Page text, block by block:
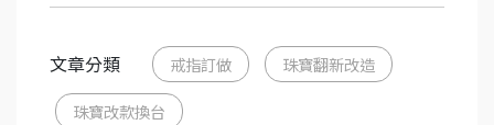
文章分類 戒指訂做 珠寶翻新改造
珠寶改款換台